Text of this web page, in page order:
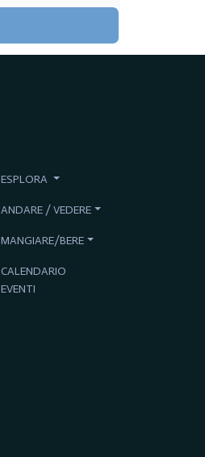
ESPLORA
ANDARE / VEDERE
MANGIARE/BERE
CALENDARIO
EVENTI